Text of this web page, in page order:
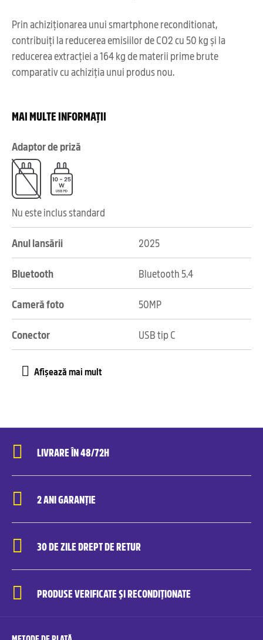
Prin achiziționarea unui smartphone reconditionat,
contribuiți la reducerea emisiilor de CO2 cu 50 kg și la
reducerea extracției a 164 kg de materii prime brute
comparativ cu achiziția unui produs nou.
MAI MULTE INFORMAȚII
Adaptor de priză
Nu este inclus standard
Anul lansării 2025
Bluetooth Bluetooth 5.4
Cameră foto 50MP
Conector USB tip C
LIVRARE ÎN 48/72H
2 ANI GARANȚIE
30 DE ZILE DREPT DE RETUR
PRODUSE VERIFICATE ȘI RECONDIȚIONATE